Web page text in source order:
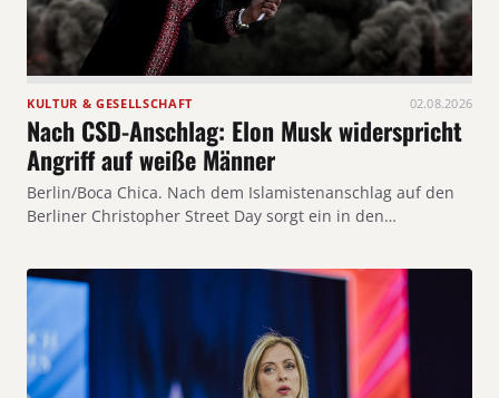
KULTUR & GESELLSCHAFT 02.08.2026
Nach CSD-Anschlag: Elon Musk widerspricht
Angriff auf weiße Männer
Berlin/Boca Chica. Nach dem Islamistenanschlag auf den
Berliner Christopher Street Day sorgt ein in den…